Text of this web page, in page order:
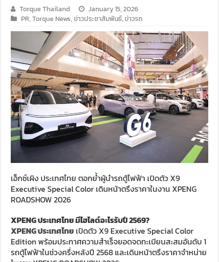
Torque Thailand
January 15, 2026
PR,Torque News,ข่าวประชาสัมพันธ์,ข่าวรถ
เอ็กซ์เผิง ประเทศไทย ตอกย้ำผู้นำรถตู้ไฟฟ้า เปิดตัว X9
Executive Special Color เดินหน้าตรึงราคาในงาน XPENG
ROADSHOW 2026
XPENG ประเทศไทย มีไฮไลต์อะไรรับปี 2569?
XPENG ประเทศไทย เปิดตัว X9 Executive Special Color
Edition พร้อมประกาศความสำเร็จยอดจดทะเบียนสะสมอันดับ 1
รถตู้ไฟฟ้าในช่วงครึ่งหลังปี 2568 และเดินหน้าตรึงราคาจำหน่าย